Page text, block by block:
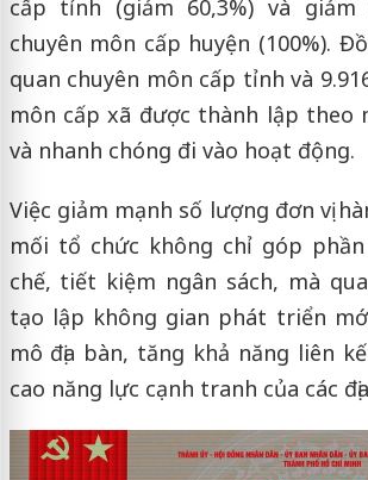
cấp tỉnh (giảm 60,3%) và giảm
chuyên môn cấp huyện (100%).
quan chuyên môn cấp tỉnh và
môn cấp xã được thành lập theo
và nhanh chóng đi vào hoạt động.
Việc giảm mạnh số lượng đơn vị
mối tổ chức không chỉ góp
chế, tiết kiệm ngân sách, mà
tạo lập không gian phát triển
mô địa bàn, tăng khả năng liên
cao năng lực cạnh tranh của các